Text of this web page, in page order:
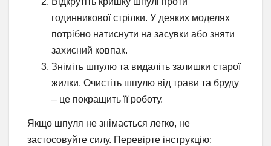
годинникової стрілки. У деяких моделях
потрібно натиснути на засувки або зняти
захисний ковпак.
Зніміть шпулю та видаліть залишки старої
жилки. Очистіть шпулю від трави та бруду
– це покращить її роботу.
Якщо шпуля не знімається легко, не
застосовуйте силу. Перевірте інструкцію: